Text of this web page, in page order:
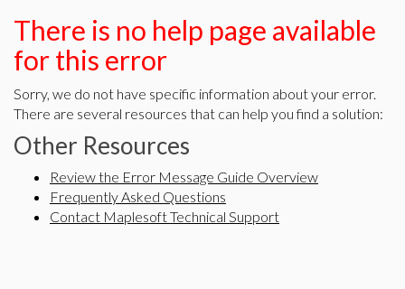
There is no help page available
for this error
Sorry, we do not have specific information about your error.
There are several resources that can help you find a solution:
Other Resources
Review the Error Message Guide Overview
Frequently Asked Questions
Contact Maplesoft Technical Support